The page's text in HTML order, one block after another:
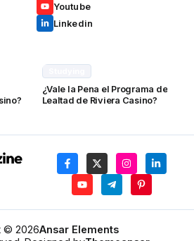
Youtube
Linkedin
¿Vale la Pena el Programa de
Lealtad de Riviera Casino?
© 2026Ansar Elements